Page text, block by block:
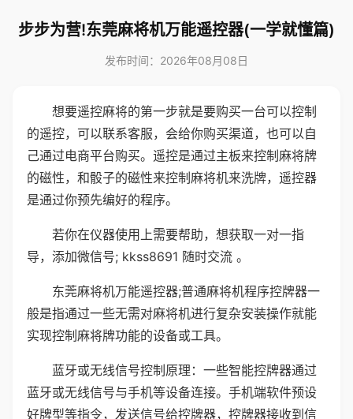
步步为营!东莞麻将机万能遥控器(一学就懂篇)
发布时间：2026年08月08日
想要遥控麻将的第一步就是要购买一台可以控制
的遥控，可以联系客服，会给你购买渠道，也可以自
己通过电商平台购买。遥控是通过主板来控制麻将牌
的磁性，和骰子的磁性来控制麻将机来洗牌，遥控器
是通过你预先编好的程序。
若你在仪器使用上需要帮助，想获取一对一指
导，添加微信号; kkss8691 随时交流 。
东莞麻将机万能遥控器;普通麻将机程序控牌器一
般是指通过一些无需对麻将机进行复杂安装操作就能
实现控制麻将牌功能的设备或工具。
蓝牙或无线信号控制原理：一些智能控牌器通过
蓝牙或无线信号与手机等设备连接。手机端软件预设
好牌型等指令，发送信号给控牌器，控牌器接收到信